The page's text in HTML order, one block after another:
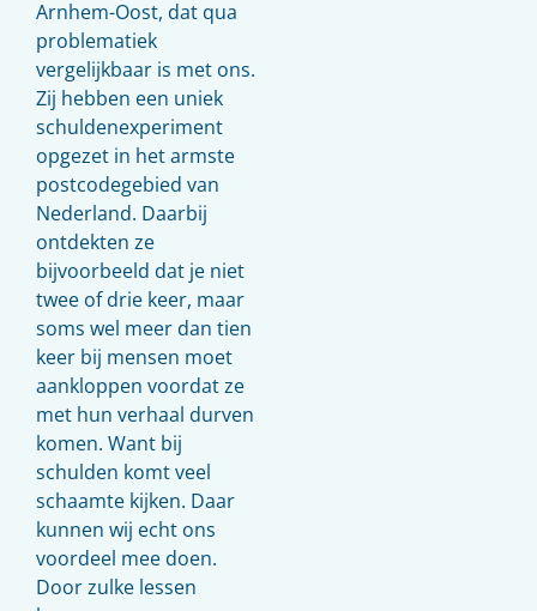
Arnhem-Oost, dat qua
problematiek
vergelijkbaar is met ons.
Zij hebben een uniek
schuldenexperiment
opgezet in het armste
postcodegebied van
Nederland. Daarbij
ontdekten ze
bijvoorbeeld dat je niet
twee of drie keer, maar
soms wel meer dan tien
keer bij mensen moet
aankloppen voordat ze
met hun verhaal durven
komen. Want bij
schulden komt veel
schaamte kijken. Daar
kunnen wij echt ons
voordeel mee doen.
Door zulke lessen